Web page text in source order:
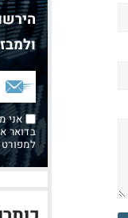
אני
בדואר
למפורט בסעיף